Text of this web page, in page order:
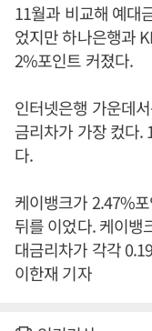
11월과 비교해 예대
었지만 하나은행과
2%포인트 커졌다.
인터넷은행 가운데
금리차가 가장 컸다.
다.
케이뱅크가 2.47%
뒤를 이었다. 케이뱅
대금리차가 각각
이한재 기자